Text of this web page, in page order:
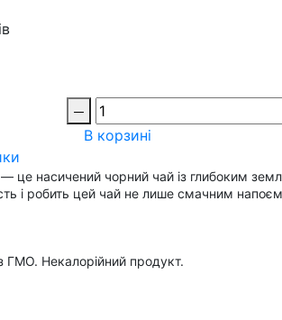
В корзині
це насичений чорний чай із глибоким
і робить цей чай не лише смачним
Некалорійний продукт.